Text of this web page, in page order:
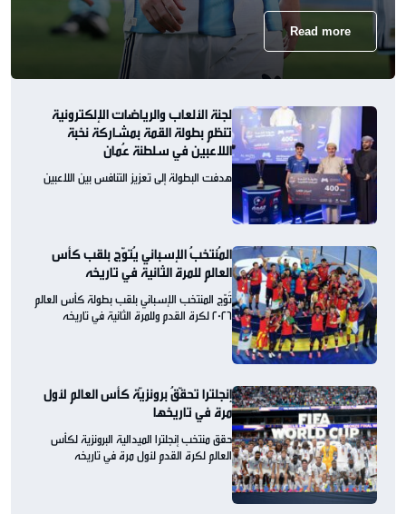
Read more
لجنة الألعاب والرياضات الإلكترونية
تنظم بطولة القمة بمشاركة نخبة
اللاعبين في سلطنة عُمان
هدفت البطولة إلى تعزيز التنافس بين اللاعبين
المُنتخبُ الإسباني يُتوّج بلقب كأس
العالم للمرة الثانية في تاريخه
تُوّج المنتخب الإسباني بلقب بطولة كأس العالم
2026 لكرة القدم وللمرة الثانية في تاريخه
إنجلترا تحقّقُ برونزيّة كأس العالم لأول
مرة في تاريخها
حقق منتخب إنجلترا الميدالية البرونزية لكأس
العالم لكرة القدم لأول مرة في تاريخه